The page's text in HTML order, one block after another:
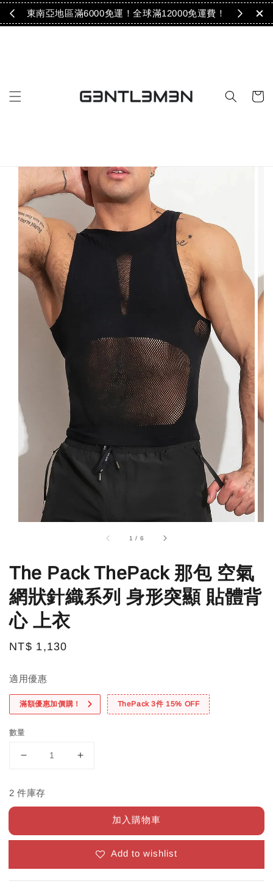
！ 東南亞地區滿6000免運！全球滿12000免運費！
1 / 6
The Pack ThePack 那包 空氣
網狀針織系列 身形突顯 貼體背
心 上衣
Regular
NT$ 1,130
適用優惠
滿額優惠加價購！ ThePack 3件 15% OFF
數量
2 件庫存
加入購物車
Add to wishlist